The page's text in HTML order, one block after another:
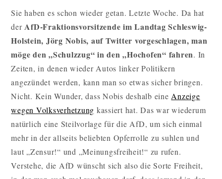
ETWAS,
VOLKSVERHETZUNG
&
CO.
VON
AFD-
ABGEORDNETEN
ANZUZEIGEN?
Sie haben es schon wieder getan. Letzte Woche. Da hat
der AfD-Fraktionsvorsitzende im Landtag Schleswig-
Holstein, Jörg Nobis, auf Twitter vorgeschlagen, man
möge den „Schulzzug“ in den „Hochofen“ fahren. In
Zeiten, in denen wieder Autos linker Politikern
angezündet werden, kann man so etwas sicher bringen.
Nicht. Kein Wunder, dass Nobis deshalb eine Anzeige
wegen Volksverhetzung kassiert hat. Das war wiederum
natürlich eine Steilvorlage für die AfD, um sich einmal
mehr in der allseits beliebten Opferrolle zu suhlen und
laut „Zensur!“ und „Meinungsfreiheit!“ zu rufen.
Verstehe, die AfD wünscht sich also die Sorte Freiheit,